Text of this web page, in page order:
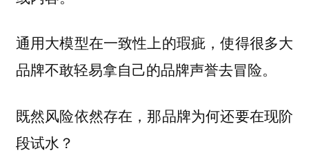
通用大模型在一致性上的瑕疵，使得很多大
品牌不敢轻易拿自己的品牌声誉去冒险。
既然风险依然存在，那品牌为何还要在现阶
段试水？